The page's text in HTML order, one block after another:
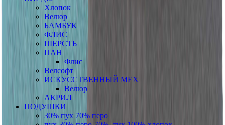
Хлопок
Велюр
БАМБУК
ФЛИС
ШЕРСТЬ
ПАН
Флис
Велсофт
ИСКУССТВЕННЫЙ МЕХ
Велюр
АКРИЛ
ПОДУШКИ
30% пух 70% перо